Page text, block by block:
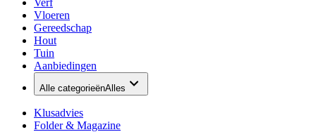
Verf
Vloeren
Gereedschap
Hout
Tuin
Aanbiedingen
Alle categorieënAlles
Klusadvies
Folder & Magazine